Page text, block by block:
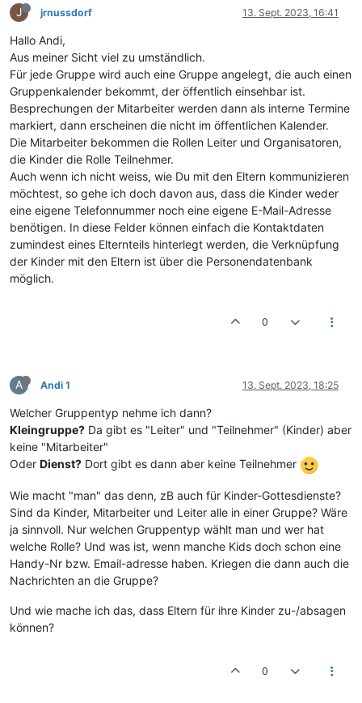
J jrnussdorf 13. Sept. 2023, 16:41
Hallo Andi,
Aus meiner Sicht viel zu umständlich.
Für jede Gruppe wird auch eine Gruppe angelegt, die auch einen
Gruppenkalender bekommt, der öffentlich einsehbar ist.
Besprechungen der Mitarbeiter werden dann als interne Termine
markiert, dann erscheinen die nicht im öffentlichen Kalender.
Die Mitarbeiter bekommen die Rollen Leiter und Organisatoren,
die Kinder die Rolle Teilnehmer.
Auch wenn ich nicht weiss, wie Du mit den Eltern kommunizieren
möchtest, so gehe ich doch davon aus, dass die Kinder weder
eine eigene Telefonnummer noch eine eigene E-Mail-Adresse
benötigen. In diese Felder können einfach die Kontaktdaten
zumindest eines Elternteils hinterlegt werden, die Verknüpfung
der Kinder mit den Eltern ist über die Personendatenbank
möglich.
0
A Andi 1 13. Sept. 2023, 18:25
Welcher Gruppentyp nehme ich dann?
Kleingruppe? Da gibt es "Leiter" und "Teilnehmer" (Kinder) aber
keine "Mitarbeiter"
Oder Dienst? Dort gibt es dann aber keine Teilnehmer
Wie macht "man" das denn, zB auch für Kinder-Gottesdienste?
Sind da Kinder, Mitarbeiter und Leiter alle in einer Gruppe? Wäre
ja sinnvoll. Nur welchen Gruppentyp wählt man und wer hat
welche Rolle? Und was ist, wenn manche Kids doch schon eine
Handy-Nr bzw. Email-adresse haben. Kriegen die dann auch die
Nachrichten an die Gruppe?
Und wie mache ich das, dass Eltern für ihre Kinder zu-/absagen
können?
0